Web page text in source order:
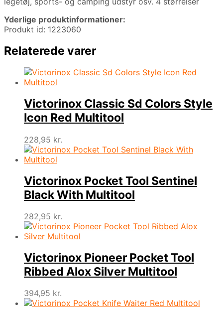
Yderlige produktinformationer:
Produkt id: 1223060
Relaterede varer
Victorinox Classic Sd Colors Style
Icon Red Multitool
228,95 kr.
Victorinox Pocket Tool Sentinel
Black With Multitool
282,95 kr.
Victorinox Pioneer Pocket Tool
Ribbed Alox Silver Multitool
394,95 kr.